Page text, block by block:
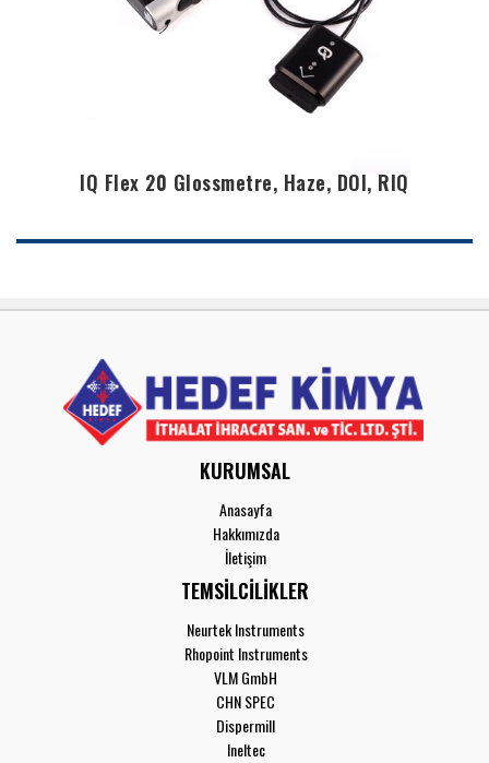
IQ Flex 20 Glossmetre, Haze, DOI, RIQ
KURUMSAL
Anasayfa
Hakkımızda
İletişim
TEMSİLCİLİKLER
Neurtek Instruments
Rhopoint Instruments
VLM GmbH
CHN SPEC
Dispermill
Ineltec